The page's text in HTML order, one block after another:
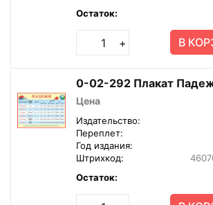
Остаток:
+ В
0-02-292 Плакат
Цена
Издательство:
Переплет:
Год издания:
Штрихкод:
Остаток: